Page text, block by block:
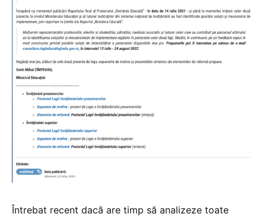
Întrebat recent dacă are timp să analizeze toate